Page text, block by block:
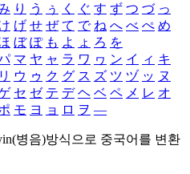
り う ぅ く ぐ す ず つ づ っ
げ せ ぜ て で ね へ べ ぺ め
ぼ ぽ も よ ょ ろ を
マ ヤ ャ ラ ワ ヮ ン イ ィ キ
リ ウ ゥ ク グ ス ズ ツ ヅ ッ ヌ
セ ゼ テ デ ヘ ベ ペ メ レ オ
モ ヨ ョ ロ ヲ ―
병음)방식으로 중국어를 변환